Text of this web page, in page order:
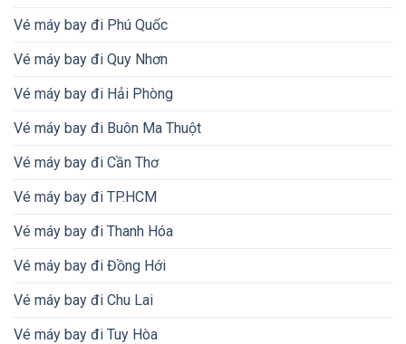
Vé máy bay đi Phú Quốc
Vé máy bay đi Quy Nhơn
Vé máy bay đi Hải Phòng
Vé máy bay đi Buôn Ma Thuột
Vé máy bay đi Cần Thơ
Vé máy bay đi TP.HCM
Vé máy bay đi Thanh Hóa
Vé máy bay đi Đồng Hới
Vé máy bay đi Chu Lai
Vé máy bay đi Tuy Hòa